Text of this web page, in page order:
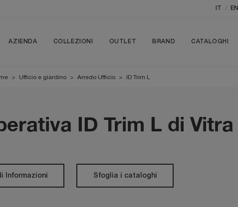
/ EN
AZIENDA COLLEZIONI OUTLET BRAND CATALOGHI
> Ufficio e giardino > Arredo Ufficio > ID Trim L
ID Trim L di Vitra
Informazioni Sfoglia i cataloghi